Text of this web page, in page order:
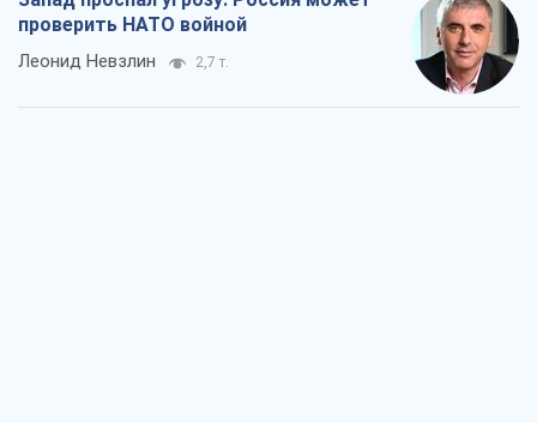
проверить НАТО войной
Леонид Невзлин 2,7 т.